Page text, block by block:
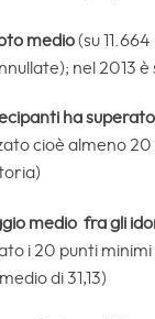
medio(su
nel 2013 è
ha
cioè almeno
medio fra gli
i 20 punti minimi
di 31,13)